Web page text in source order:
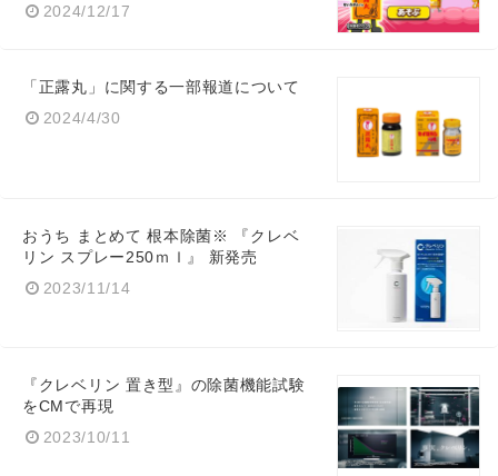
2024/12/17
「正露丸」に関する一部報道について
2024/4/30
おうち まとめて 根本除菌※ 『クレベ
リン スプレー250ｍｌ』 新発売
2023/11/14
『クレベリン 置き型』の除菌機能試験
をCMで再現
2023/10/11